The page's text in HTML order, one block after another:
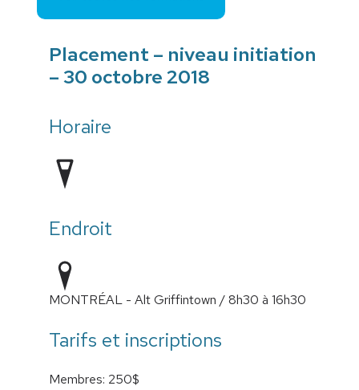
Placement – niveau initiation
– 30 octobre 2018
Horaire
Endroit
MONTRÉAL - Alt Griffintown / 8h30 à 16h30
Tarifs et inscriptions
Membres: 250$